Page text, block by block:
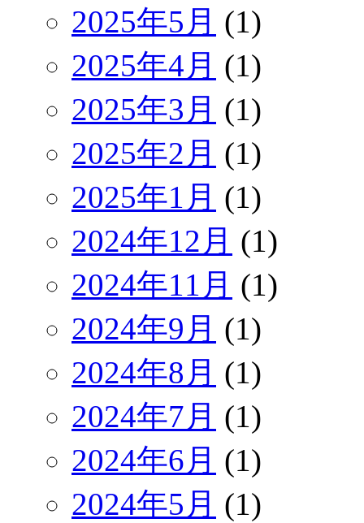
2025年5月 (1)
2025年4月 (1)
2025年3月 (1)
2025年2月 (1)
2025年1月 (1)
2024年12月 (1)
2024年11月 (1)
2024年9月 (1)
2024年8月 (1)
2024年7月 (1)
2024年6月 (1)
2024年5月 (1)